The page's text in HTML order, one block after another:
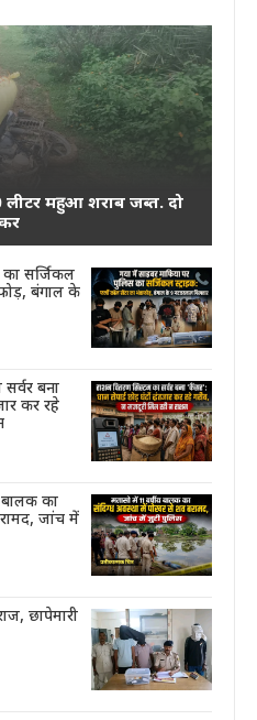
लीटर महुआ शराब जब्त. दो
का सर्जिकल
बंगाल के
बना
कर रहे
बालक का
जांच में
छापेमारी